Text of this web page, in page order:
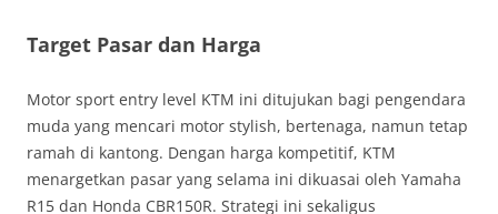
Target Pasar dan Harga
Motor sport entry level KTM ini ditujukan bagi pengendara
muda yang mencari motor stylish, bertenaga, namun tetap
ramah di kantong. Dengan harga kompetitif, KTM
menargetkan pasar yang selama ini dikuasai oleh Yamaha
R15 dan Honda CBR150R. Strategi ini sekaligus